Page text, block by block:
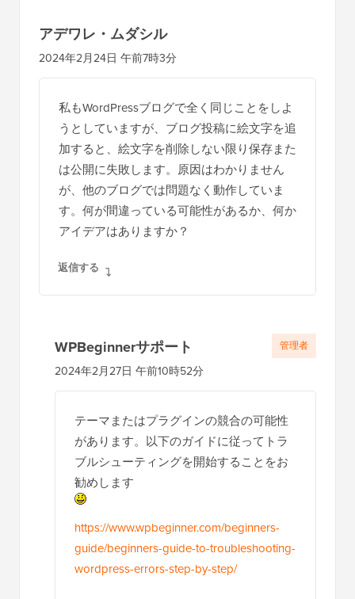
アデワレ・ムダシル
2024年2月24日 午前7時3分
私もWordPressブログで全く同じことをしよ
うとしていますが、ブログ投稿に絵文字を追
加すると、絵文字を削除しない限り保存また
は公開に失敗します。原因はわかりません
が、他のブログでは問題なく動作していま
す。何が間違っている可能性があるか、何か
アイデアはありますか？
返信する
WPBeginnerサポート
2024年2月27日 午前10時52分
テーマまたはプラグインの競合の可能性
があります。以下のガイドに従ってトラ
ブルシューティングを開始することをお
勧めします
https://www.wpbeginner.com/beginners-
guide/beginners-guide-to-troubleshooting-
wordpress-errors-step-by-step/
管理者